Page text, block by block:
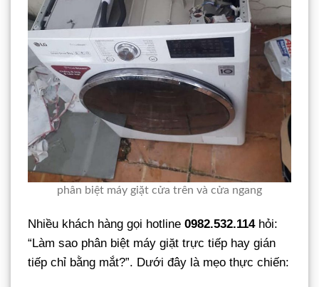
phân biệt máy giặt cửa trên và cửa ngang
Nhiều khách hàng gọi hotline 0982.532.114hỏi:
“Làm sao phân biệt máy giặt trực tiếp hay gián
tiếp chỉ bằng mắt?”. Dưới đây là mẹo thực chiến: